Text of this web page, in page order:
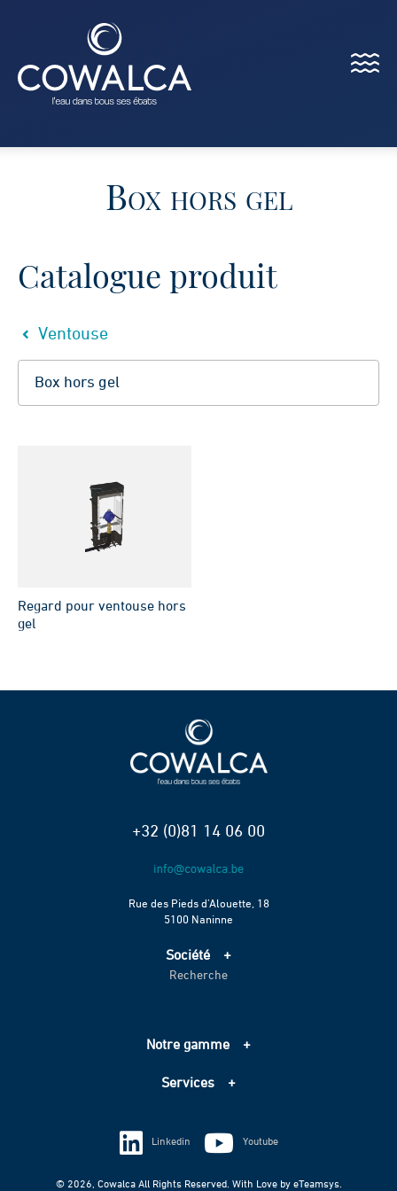
Menu
Box hors gel
Catalogue produit
Ventouse
Regard pour ventouse hors
gel
+32 (0)81 14 06 00
Rue des Pieds d’Alouette, 18
5100 Naninne
Société
Accueil
Échelle de performance CO2
Recherche
Notre gamme
Assainissement
Techniques spéciales
Services
Information sur les cookies
Vie privée
© 2026, Cowalca All Rights Reserved. With Love by eTeamsys.
Linkedin Youtube